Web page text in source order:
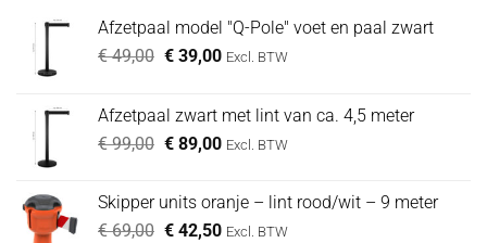
Afzetpaal model "Q-Pole" voet en paal zwart
€49,00 Oorspronkelijke
€ 49,00.
€39,00Huidige
€ 39,00.
Excl. BTW
Afzetpaal zwart met lint van ca. 4,5 meter
€99,00 Oorspronkelijke
€ 99,00.
€89,00Huidige
€ 89,00.
Excl. BTW
Skipper units oranje – lint rood/wit – 9 meter
€69,00 Oorspronkelijke
€42,50Huidige
Excl. BTW